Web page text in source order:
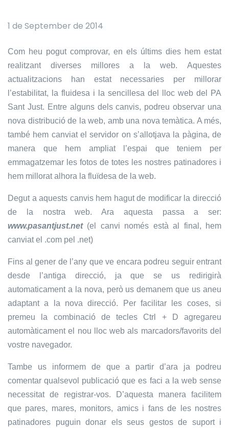
1 de September de 2014
Com heu pogut comprovar, en els últims dies hem estat
realitzant diverses millores a la web. Aquestes
actualitzacions han estat necessaries per millorar
l’estabilitat, la fluidesa i la sencillesa del lloc web del PA
Sant Just. Entre alguns dels canvis, podreu observar una
nova distribució de la web, amb una nova temàtica. A més,
també hem canviat el servidor on s’allotjava la pàgina, de
manera que hem ampliat l’espai que teniem per
emmagatzemar les fotos de totes les nostres patinadores i
hem millorat alhora la fluïdesa de la web.
Degut a aquests canvis hem hagut de modificar la direcció
de la nostra web. Ara aquesta passa a ser:
www.pasantjust.net(el canvi només està al final, hem
canviat el .com pel .net)
Fins al gener de l’any que ve encara podreu seguir entrant
desde l’antiga direcció, ja que se us redirigirà
automaticament a la nova, però us demanem que us aneu
adaptant a la nova direcció. Per facilitar les coses, si
premeu la combinació de tecles Ctrl + D agregareu
automàticament el nou lloc web als marcadors/favorits del
vostre navegador.
Tambe us informem de que a partir d’ara ja podreu
comentar qualsevol publicació que es faci a la web sense
necessitat de registrar-vos. D’aquesta manera facilitem
que pares, mares, monitors, amics i fans de les nostres
patinadores puguin donar els seus gestos de suport i